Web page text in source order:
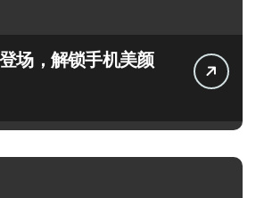
场，解锁手机美颜